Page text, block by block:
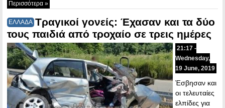
Περισσότερα »
ΕΛΛΑΔΑ Τραγικοί γονείς: Έχασαν και τα δύο
τους παιδιά από τροχαίο σε τρεις ημέρες
21:17 -
Wednesday,
19 June, 2019
Έσβησαν και
οι τελευταίες
ελπίδες για